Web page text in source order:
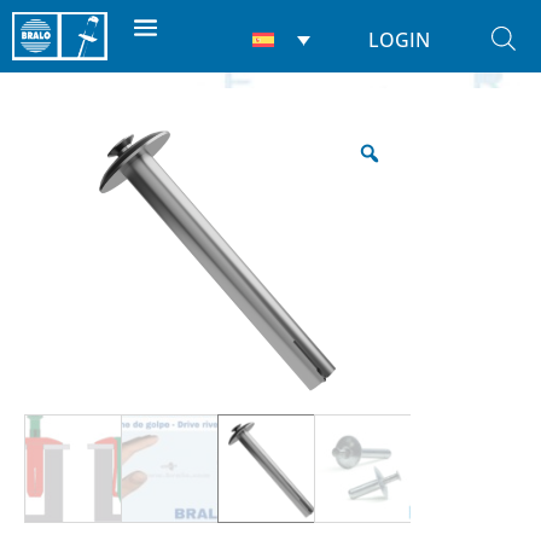
LOGIN
Inicio /Ciegos / De Golpe